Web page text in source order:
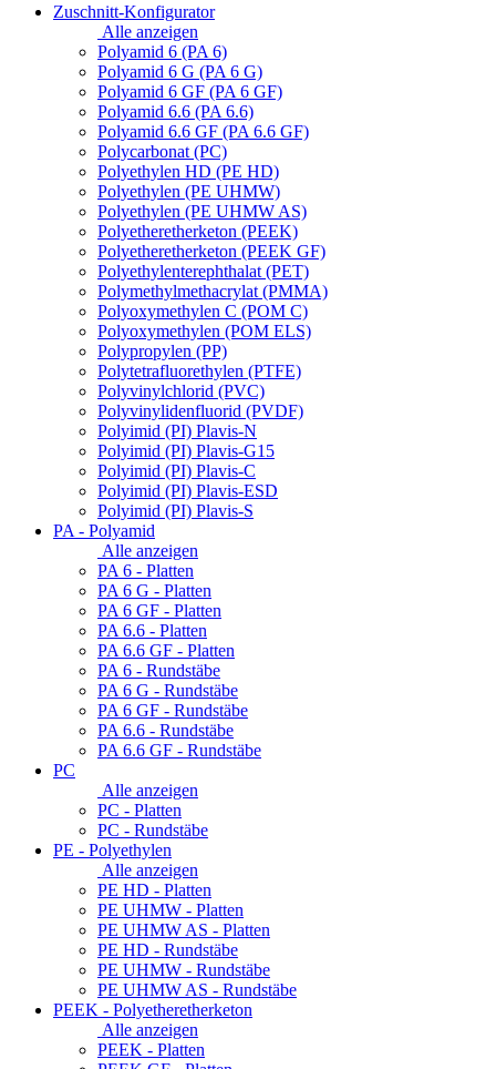
Zuschnitt-Konfigurator
Alle anzeigen
Polyamid 6 (PA 6)
Polyamid 6 G (PA 6 G)
Polyamid 6 GF (PA 6 GF)
Polyamid 6.6 (PA 6.6)
Polyamid 6.6 GF (PA 6.6 GF)
Polycarbonat (PC)
Polyethylen HD (PE HD)
Polyethylen (PE UHMW)
Polyethylen (PE UHMW AS)
Polyetheretherketon (PEEK)
Polyetheretherketon (PEEK GF)
Polyethylenterephthalat (PET)
Polymethylmethacrylat (PMMA)
Polyoxymethylen C (POM C)
Polyoxymethylen (POM ELS)
Polypropylen (PP)
Polytetrafluorethylen (PTFE)
Polyvinylchlorid (PVC)
Polyvinylidenfluorid (PVDF)
Polyimid (PI) Plavis-N
Polyimid (PI) Plavis-G15
Polyimid (PI) Plavis-C
Polyimid (PI) Plavis-ESD
Polyimid (PI) Plavis-S
PA - Polyamid
Alle anzeigen
PA 6 - Platten
PA 6 G - Platten
PA 6 GF - Platten
PA 6.6 - Platten
PA 6.6 GF - Platten
PA 6 - Rundstäbe
PA 6 G - Rundstäbe
PA 6 GF - Rundstäbe
PA 6.6 - Rundstäbe
PA 6.6 GF - Rundstäbe
PC
Alle anzeigen
PC - Platten
PC - Rundstäbe
PE - Polyethylen
Alle anzeigen
PE HD - Platten
PE UHMW - Platten
PE UHMW AS - Platten
PE HD - Rundstäbe
PE UHMW - Rundstäbe
PE UHMW AS - Rundstäbe
PEEK - Polyetheretherketon
Alle anzeigen
PEEK - Platten